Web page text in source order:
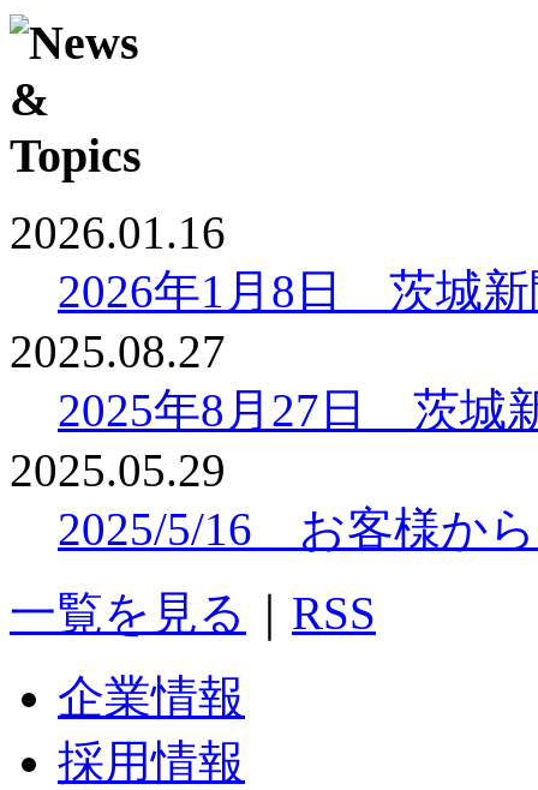
2026.01.16
2026年1月8日 茨城
2025.08.27
2025年8月27日 茨城
2025.05.29
2025/5/16 お客様か
一覧を見る
RSS
企業情報
採用情報